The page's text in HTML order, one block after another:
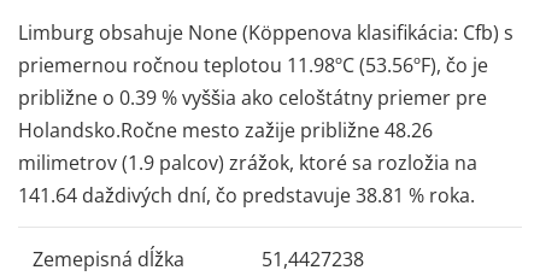
Limburg obsahuje None (Köppenova klasifikácia: Cfb) s
priemernou ročnou teplotou 11.98ºC (53.56ºF), čo je
približne o 0.39 % vyššia ako celoštátny priemer pre
Holandsko.Ročne mesto zažije približne 48.26
milimetrov (1.9 palcov) zrážok, ktoré sa rozložia na
141.64 daždivých dní, čo predstavuje 38.81 % roka.
Zemepisná dĺžka 51,4427238